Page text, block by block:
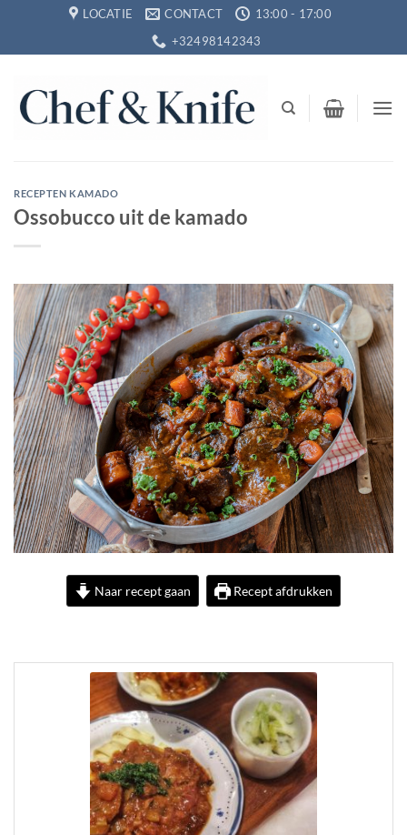
inhoud
LOCATIE CONTACT
13:00 - 17:00
+32498142343
RECEPTEN KAMADO
Ossobucco uit de kamado
Naar recept gaan Recept afdrukken